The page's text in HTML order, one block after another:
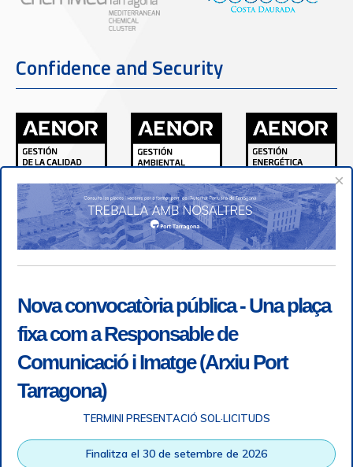
Confidence and Security
×
Nova convocatòria pública - Una plaça
fixa com a Responsable de
Comunicació i Imatge (Arxiu Port
Tarragona)
TERMINI PRESENTACIÓ SOL·LICITUDS
Finalitza el 30 de setembre de 2026